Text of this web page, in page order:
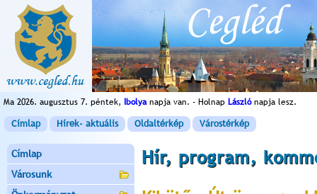
Ma 2026. augusztus 7. péntek, Ibolyanapja van. - Holnap Lászlónapja lesz.
Címlap Hírek- aktuális Oldaltérkép Várostérkép
Címlap
Városunk
Hír, program,